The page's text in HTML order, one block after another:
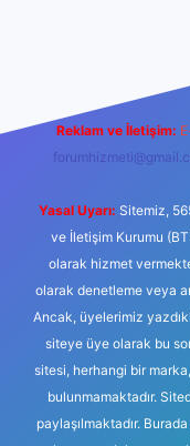
Reklam ve İletişim:
Yasal Uyarı: Sitemiz,
ve İletişim Kurumu
olarak hizmet
olarak denetleme veya
Ancak, üyelerimiz
siteye üye olarak bu
sitesi, herhangi bir
bulunmamaktadır.
paylaşılmaktadır.